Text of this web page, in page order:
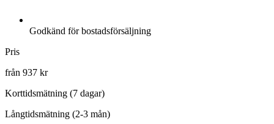
Godkänd för bostadsförsäljning
Pris
från 937 kr
Korttidsmätning (7 dagar)
Långtidsmätning (2-3 mån)